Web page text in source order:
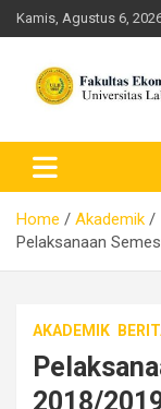
Skip
to
Kamis, Agustus 6,
FEB ULB
Home
Akademik
Pelaksanaan
AKADEMIK
2018/